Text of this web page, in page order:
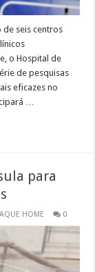
seis centros
o Hospital de
de pesquisas
eficazes no
…
para
HOME 0